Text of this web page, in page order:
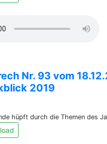
Nr. 93 vom
2019
hüpft durch die Themen des